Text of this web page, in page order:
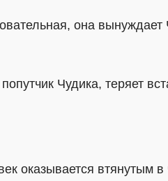
она
Чудика, теряет
оказывается втянутым